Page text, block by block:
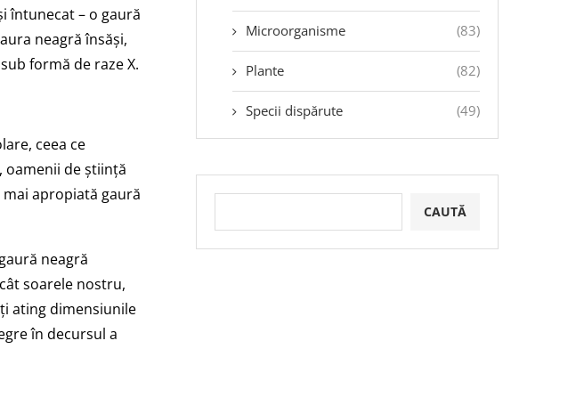
întunecat – o gaură
neagră însăși,
formă de raze X.
ceea ce
, oamenii de știință
apropiată gaură
neagră
soarele nostru,
ating dimensiunile
în decursul a
Microorganisme (83)
Plante (82)
Specii dispărute (49)
CAUTĂ